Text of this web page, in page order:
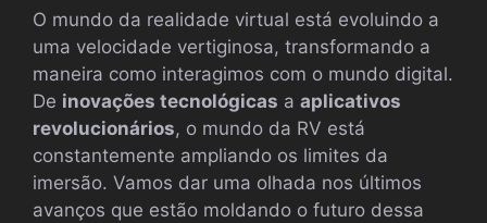
O mundo da realidade virtual está evoluindo a
uma velocidade vertiginosa, transformando a
maneira como interagimos com o mundo digital.
De inovações tecnológicas a aplicativos
revolucionários, o mundo da RV está
constantemente ampliando os limites da
imersão. Vamos dar uma olhada nos últimos
avanços que estão moldando o futuro dessa